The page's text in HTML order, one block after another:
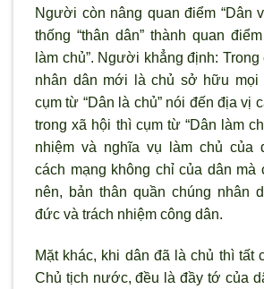
Người còn nâng quan điểm “Dân
thống “thân dân” thành quan
làm chủ”. Người khẳng định: Trong
nhân dân mới là chủ sở hữu mọi
cụm từ “Dân là chủ” nói đến địa vị
trong xã hội thì cụm từ “Dân làm
nhiệm và nghĩa vụ làm chủ của
cách mạng không chỉ của dân mà
nên, bản thân quần chúng nhân
đức và trách nhiệm công dân.
Mặt khác, khi dân đã là chủ thì tất
Chủ tịch nước, đều là đầy tớ của